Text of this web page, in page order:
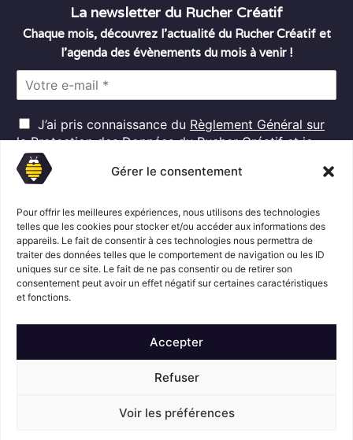
Gérer le consentement
Pour offrir les meilleures expériences, nous utilisons des technologies
telles que les cookies pour stocker et/ou accéder aux informations des
appareils. Le fait de consentir à ces technologies nous permettra de
traiter des données telles que le comportement de navigation ou les ID
uniques sur ce site. Le fait de ne pas consentir ou de retirer son
consentement peut avoir un effet négatif sur certaines caractéristiques
et fonctions.
Accepter
Refuser
Voir les préférences
La newsletter du Rucher Créatif
Chaque mois, découvrez l’actualité du Rucher Créatif et
l’agenda des évènements du mois à venir !
l
*
R
G
D
P
J’ai pris connaissance du Règlement Général sur
la Protection des Donnéesdu Rucher Créatif et je
consens au traitement de mes données personnelles
dans ces conditions.*
S'abonner
Suivez l'actualité du Rucher créatif
Mentions légales